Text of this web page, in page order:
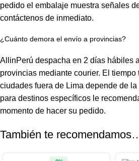
pedido el embalaje muestra señales
contáctenos de inmediato.
¿Cuánto demora el envío a provincias?
AllinPerú despacha en 2 días hábiles
provincias mediante courier. El tiempo
ciudades fuera de Lima depende de
para destinos específicos le
momento de hacer su pedido.
También te